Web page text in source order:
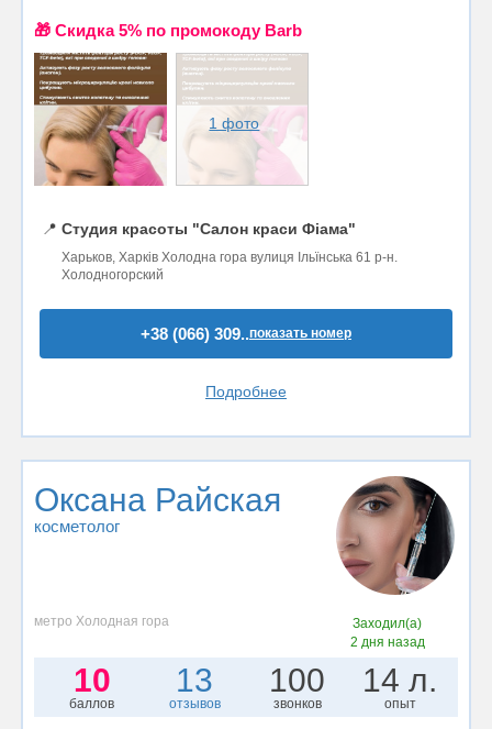
🎁 Cкидка 5% по промокоду Barb
1 фото
📍 Студия красоты "Салон краси Фіама"
Харьков, Харків Холодна гора вулиця Ільїнська 61 р-н.
Холодногорский
+38 (066) 309..показать номер
Подробнее
Оксана Райская
косметолог
метро Холодная гора
Заходил(а)
2 дня назад
10
баллов
13
отзывов
100
звонков
14 л.
опыт